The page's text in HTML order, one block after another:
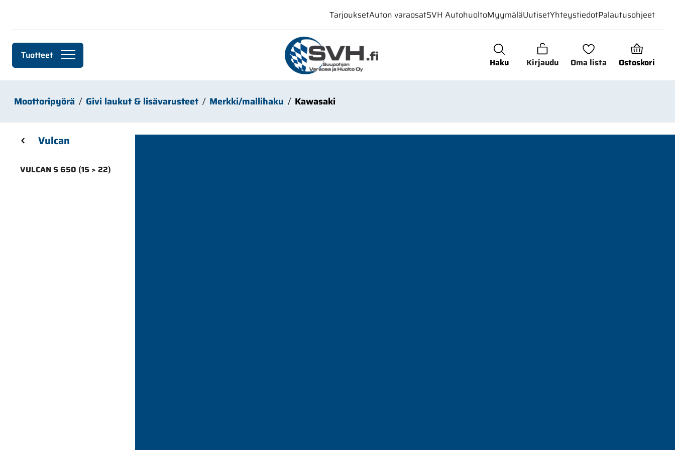
Haku Kirjaudu Oma lista Ostoskori
Tuotteet
TarjouksetAuton varaosatSVH AutohuoltoMyymäläUutisetYhteystiedotPalautusohjeet
Moottoripyörä Givi laukut & lisävarusteet Merkki/mallihaku
Kawasaki
Skip sidebar menu
Vulcan
VULCAN S 650 (15 > 22)